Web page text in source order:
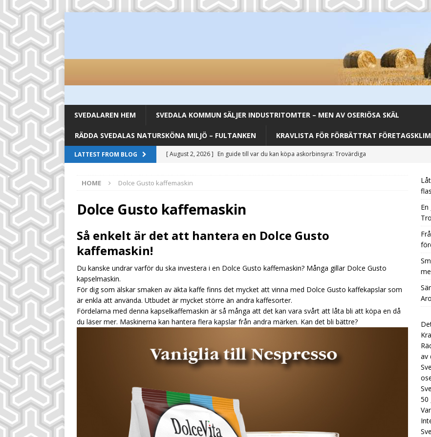
SVEDALAREN HEM SVEDALA KOMMUN SÄLJER INDUSTRITOMTER – MEN AV OSERIÖSA SKÄL
RÄDDA SVEDALAS NATURSKÖNA MILJÖ – FULTANKEN KRAVLISTA FÖR FÖRBÄTTRAT
LATTEST FROM BLOG [ August 2, 2026 ] En guide till var du kan köpa askorbinsyra: Trovärdiga
[ August 2, 2026 ]
UNCATEGORIZED
inkomstkälla
UNCATEGORIZED
UNCATEGORIZED
[ August 4, 2026 ] Låt koncentraten från Aromhuset ersätta dyra flaskor i
dryckeskalkylen
UNCATEGORIZED
HOME Dolce Gusto kaffemaskin
Dolce Gusto kaffemaskin
Så enkelt är det att hantera en Dolce Gusto
kaffemaskin!
Du kanske undrar varför du ska investera i en Dolce Gusto kaffemaskin? Många gillar Dolce Gusto
kapselmaskin.
För dig som älskar smaken av äkta kaffe finns det mycket att vinna med Dolce Gusto kaffekapslar som
är enkla att använda. Utbudet är mycket större än andra kaffesorter.
Fördelarna med denna kapselkaffemaskin är så många att det kan vara svårt att låta bli att köpa en då
du läser mer. Maskinerna kan hantera flera kapslar från andra märken. Kan det bli bättre?
av
50